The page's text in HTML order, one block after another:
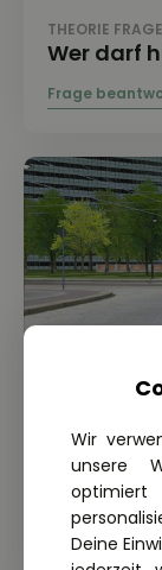
THEORIE
Wer darf
THEORIE
Welches
Wir
unsere
Deine